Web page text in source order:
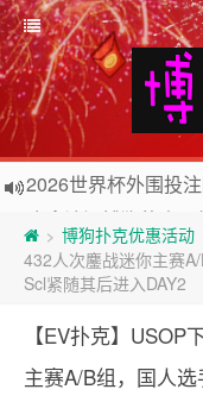
> 博狗扑克优惠活动
432人次鏖战迷你主赛
Scl紧随其后进入DAY2
【EV扑克】
主赛A/B组，国人